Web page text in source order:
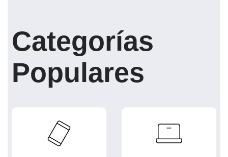
Categorías
Populares